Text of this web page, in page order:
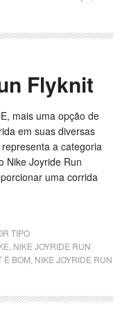
Flyknit
mais uma opção de
em suas diversas
a categoria
Nike Joyride Run
uma corrida
TIPO
NIKE JOYRIDE RUN
É BOM NIKE JOYRIDE RUN